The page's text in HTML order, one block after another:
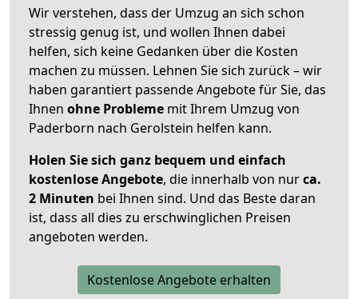
Wir verstehen, dass der Umzug an sich schon
stressig genug ist, und wollen Ihnen dabei
helfen, sich keine Gedanken über die Kosten
machen zu müssen. Lehnen Sie sich zurück – wir
haben garantiert passende Angebote für Sie, das
Ihnen ohne Probleme mit Ihrem Umzug von
Paderborn nach Gerolstein helfen kann.
Holen Sie sich ganz bequem und einfach
kostenlose Angebote, die innerhalb von nurca.
2 Minuten bei Ihnen sind. Und das Beste daran
ist, dass all dies zu erschwinglichen Preisen
angeboten werden.
Kostenlose Angebote erhalten